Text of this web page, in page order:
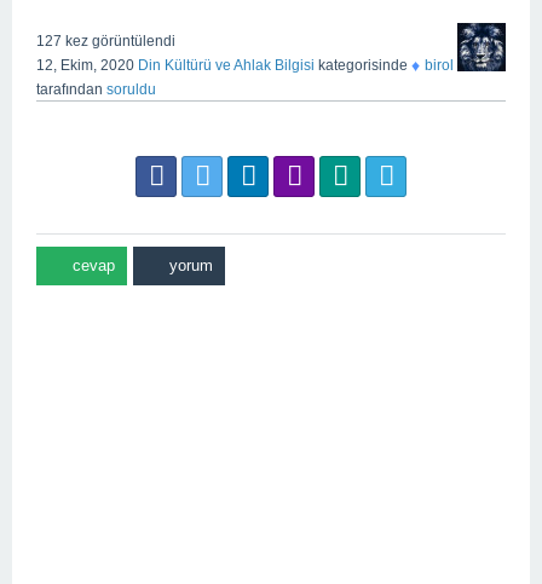
127 kez görüntülendi
12, Ekim, 2020 Din Kültürü ve Ahlak Bilgisi kategorisinde ♦ birol
tarafından soruldu